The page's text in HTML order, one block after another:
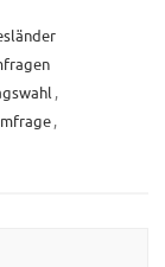
,
,